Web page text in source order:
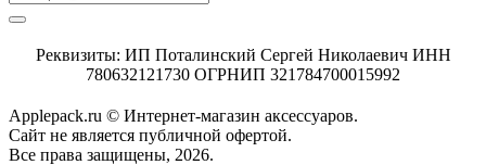
Реквизиты: ИП Поталинский Сергей Николаевич ИНН
780632121730 ОГРНИП 321784700015992
Applepack.ru © Интернет-магазин аксессуаров.
Cайт не является публичной офертой.
Все права защищены, 2026.